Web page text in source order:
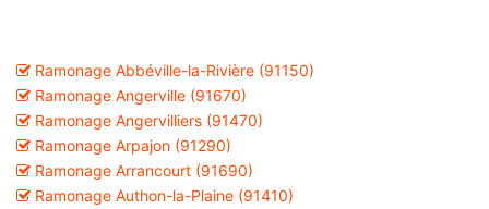
Ramonage Abbéville-la-Rivière (91150)
Ramonage Angerville (91670)
Ramonage Angervilliers (91470)
Ramonage Arpajon (91290)
Ramonage Arrancourt (91690)
Ramonage Authon-la-Plaine (91410)